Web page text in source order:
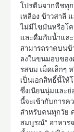
โปรตีนจากพืชทุ
เหลือง ข้าวสาลี
ไม่มีไขมันหรือโค
และดื่มกับน้ำแล
สามารถราดบน
ลงในขนมอบขอ
รสขม เม็ดเล็กๆ
เป็นเอกสิทธิ์นี้ให้
ซึ่งเนียนนุ่มและย่
นี้จะเข้ากับการค
สำหรับคนทุกวัย
สมบูรณ์” อาหาร